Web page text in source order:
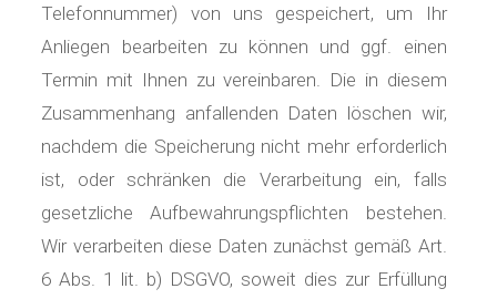
Telefonnummer) von uns gespeichert, um Ihr
Anliegen bearbeiten zu können und ggf. einen
Termin mit Ihnen zu vereinbaren. Die in diesem
Zusammenhang anfallenden Daten löschen wir,
nachdem die Speicherung nicht mehr erforderlich
ist, oder schränken die Verarbeitung ein, falls
gesetzliche Aufbewahrungspflichten bestehen.
Wir verarbeiten diese Daten zunächst gemäß Art.
6 Abs. 1 lit. b) DSGVO, soweit dies zur Erfüllung